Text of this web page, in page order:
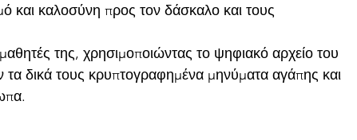
και καλοσύνη προς τον δάσκαλο και τους
της, χρησιμοποιώντας το ψηφιακό αρχείο του
δικά τους κρυπτογραφημένα μηνύματα αγάπης και